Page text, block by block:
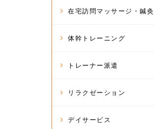
在宅訪問マッサージ・鍼灸
体幹トレーニング
トレーナー派遣
リラクゼーション
デイサービス